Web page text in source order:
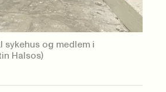
sykehus og medlem i
Halsos)